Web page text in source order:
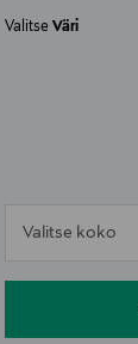
ValitseVäri
Valitse koko